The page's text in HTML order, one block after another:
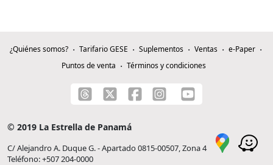
¿Quiénes somos? Tarifario GESE Suplementos Ventas
e-Paper
Puntos de venta
Términos y condiciones
© 2019 La Estrella de Panamá
C/ Alejandro A. Duque G. - Apartado 0815-00507, Zona 4
Teléfono: +507 204-0000